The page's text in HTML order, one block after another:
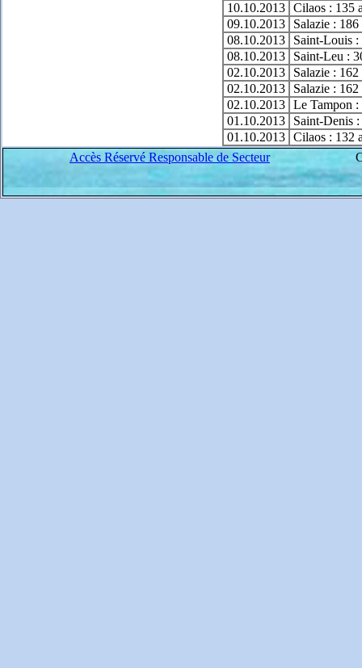
10.10.2013 Cilaos : 135
09.10.2013
Salazie :
08.10.2013
Saint-Louis
08.10.2013
Saint-Leu :
02.10.2013
Salazie :
02.10.2013
Salazie :
02.10.2013 Le Tampon
01.10.2013
Saint-Denis
01.10.2013 Cilaos : 132
Accès Réservé Responsable de Secteur